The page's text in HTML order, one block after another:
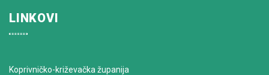
LINKOVI
Koprivničko-križevačka županija